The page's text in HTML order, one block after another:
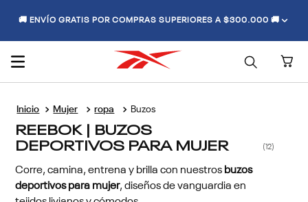
🚚 ENVÍO GRATIS POR COMPRAS SUPERIORES A $300.000 🚚
Mujer ropa Buzos
REEBOK | BUZOS
DEPORTIVOS PARA MUJER 12
Corre, camina, entrena y brilla con nuestros buzos
deportivos para mujer, diseños de vanguardia en